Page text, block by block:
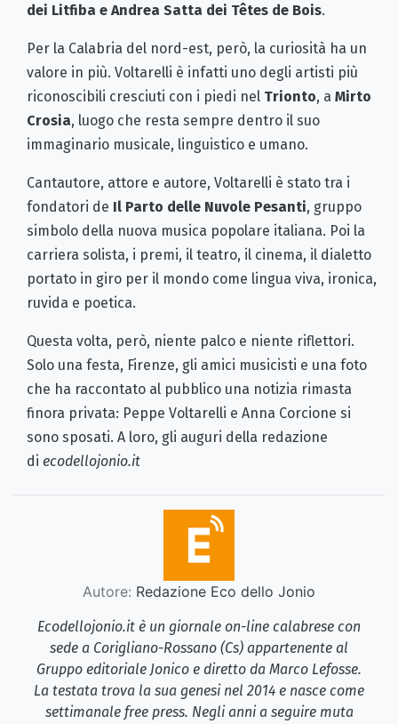
dei Litfiba e Andrea Satta dei Têtes de Bois.
Per la Calabria del nord-est, però, la curiosità ha un
valore in più. Voltarelli è infatti uno degli artisti più
riconoscibili cresciuti con i piedi nel Trionto, a Mirto
Crosia, luogo che resta sempre dentro il suo
immaginario musicale, linguistico e umano.
Cantautore, attore e autore, Voltarelli è stato tra i
fondatori de Il Parto delle Nuvole Pesanti, gruppo
simbolo della nuova musica popolare italiana. Poi la
carriera solista, i premi, il teatro, il cinema, il dialetto
portato in giro per il mondo come lingua viva, ironica,
ruvida e poetica.
Questa volta, però, niente palco e niente riflettori.
Solo una festa, Firenze, gli amici musicisti e una foto
che ha raccontato al pubblico una notizia rimasta
finora privata: Peppe Voltarelli e Anna Corcione si
sono sposati. A loro, gli auguri della redazione
di ecodellojonio.it
Autore: Redazione Eco dello Jonio
Ecodellojonio.it è un giornale on-line calabrese con
sede a Corigliano-Rossano (Cs) appartenente al
Gruppo editoriale Jonico e diretto da Marco Lefosse.
La testata trova la sua genesi nel 2014 e nasce come
settimanale free press. Negli anni a seguire muta